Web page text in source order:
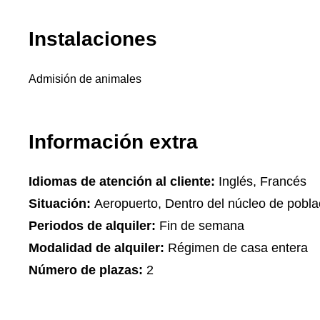
Instalaciones
Admisión de animales
Información extra
Idiomas de atención al cliente: Inglés, Francés
Situación: Aeropuerto, Dentro del núcleo de
Periodos de alquiler: Fin de semana
Modalidad de alquiler: Régimen de casa entera
Número de plazas: 2